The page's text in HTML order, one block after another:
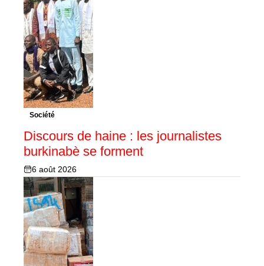
Société
Discours de haine : les journalistes
burkinabè se forment
6 août 2026